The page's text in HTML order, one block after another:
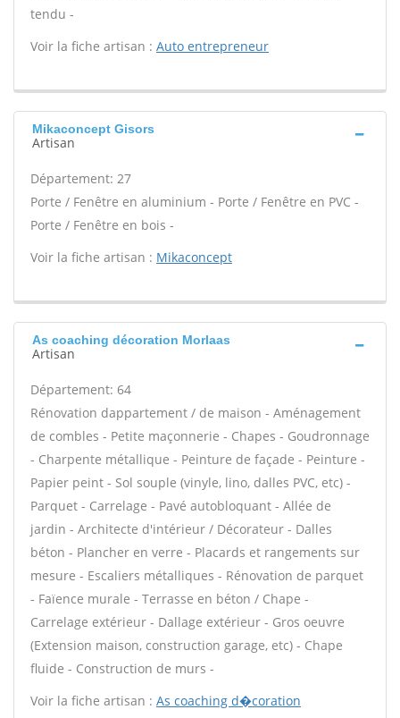
tendu -
Voir la fiche artisan : Auto entrepreneur
Mikaconcept Gisors
Artisan
Département: 27
Porte / Fenêtre en aluminium - Porte / Fenêtre en PVC -
Porte / Fenêtre en bois -
Voir la fiche artisan : Mikaconcept
As coaching décoration Morlaas
Artisan
Département: 64
Rénovation dappartement / de maison - Aménagement
de combles - Petite maçonnerie - Chapes - Goudronnage
- Charpente métallique - Peinture de façade - Peinture -
Papier peint - Sol souple (vinyle, lino, dalles PVC, etc) -
Parquet - Carrelage - Pavé autobloquant - Allée de
jardin - Architecte d'intérieur / Décorateur - Dalles
béton - Plancher en verre - Placards et rangements sur
mesure - Escaliers métalliques - Rénovation de parquet
- Faïence murale - Terrasse en béton / Chape -
Carrelage extérieur - Dallage extérieur - Gros oeuvre
(Extension maison, construction garage, etc) - Chape
fluide - Construction de murs -
Voir la fiche artisan : As coaching d�coration